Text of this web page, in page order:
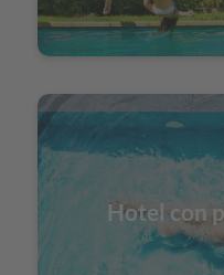
Hotel con